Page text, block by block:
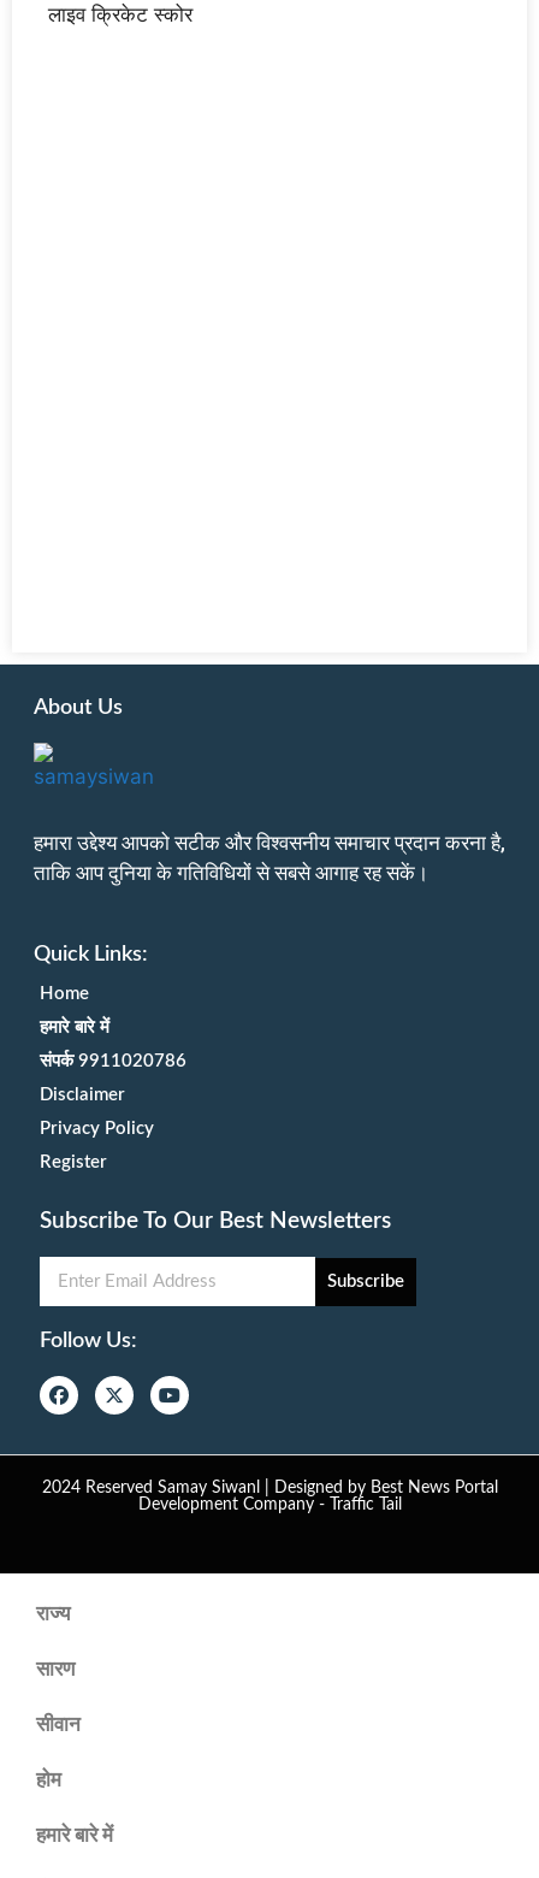
लाइव क्रिकेट स्कोर
About Us
हमारा उद्देश्य आपको सटीक और विश्वसनीय समाचार प्रदान करना है,
ताकि आप दुनिया के गतिविधियों से सबसे आगाह रह सकें।
Quick Links:
Home
हमारे बारे में
संपर्क 9911020786
Disclaimer
Privacy Policy
Register
Subscribe To Our Best Newsletters
Subscribe
Follow Us:
2024 Reserved Samay Siwanl | Designed by Best News Portal
Development Company- Traffic Tail
राज्य
सारण
सीवान
होम
हमारे बारे में